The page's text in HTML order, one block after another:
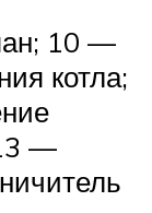
10 —
котла;
—